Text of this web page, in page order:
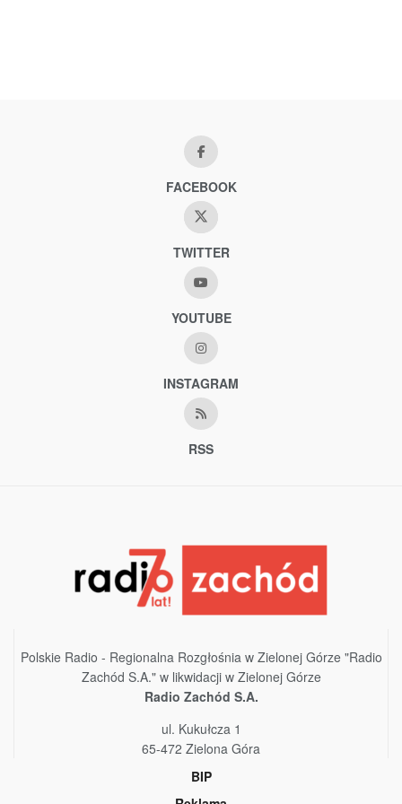
FACEBOOK
TWITTER
YOUTUBE
INSTAGRAM
RSS
Polskie Radio - Regionalna Rozgłośnia w Zielonej Górze "Radio
Zachód S.A." w likwidacji w Zielonej Górze
Radio Zachód S.A.
ul. Kukułcza 1
65-472 Zielona Góra
BIP